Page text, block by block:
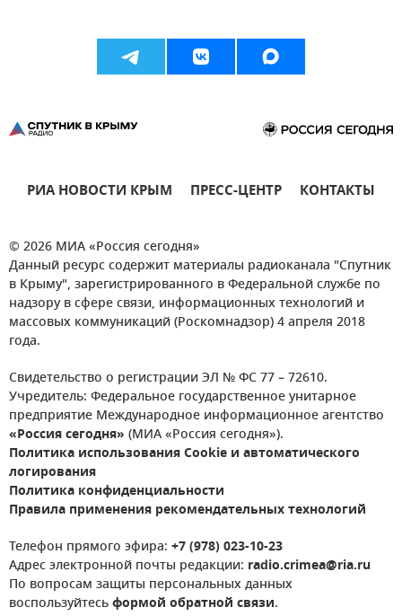
РИА НОВОСТИ КРЫМ ПРЕСС-ЦЕНТР КОНТАКТЫ
© 2026 МИА «Россия сегодня»
Данный ресурс содержит материалы радиоканала "Спутник
в Крыму", зарегистрированного в Федеральной службе по
надзору в сфере связи, информационных технологий и
массовых коммуникаций (Роскомнадзор) 4 апреля 2018
года.
Свидетельство о регистрации ЭЛ № ФС 77 – 72610.
Учредитель: Федеральное государственное унитарное
предприятие Международное информационное агентство
«Россия сегодня» (МИА «Россия сегодня»).
Политика использования Cookie и автоматического
логирования
Политика конфиденциальности
Правила применения рекомендательных технологий
Телефон прямого эфира: +7 (978) 023-10-23
Адрес электронной почты редакции: radio.crimea@ria.ru
По вопросам защиты персональных данных
воспользуйтесьформой обратной связи.